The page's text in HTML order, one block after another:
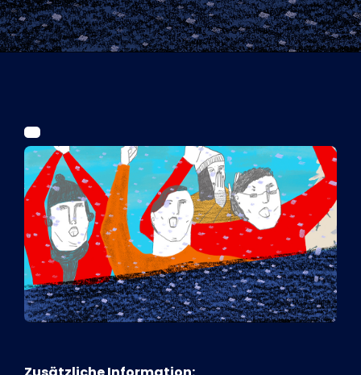
Tickets
Kurier Romy 2026